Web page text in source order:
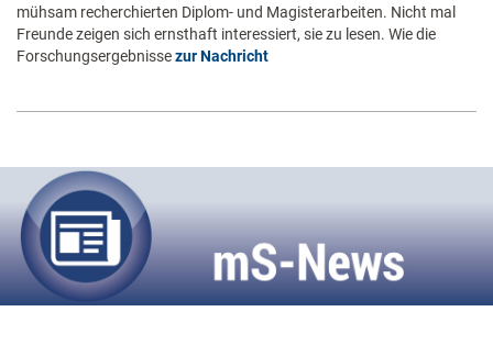
mühsam recherchierten Diplom- und Magisterarbeiten. Nicht mal
Freunde zeigen sich ernsthaft interessiert, sie zu lesen. Wie die
Forschungsergebnissezur Nachricht